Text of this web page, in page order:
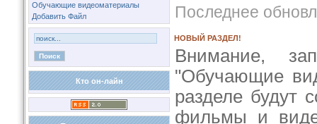
Обучающие видеоматериалы
Добавить Файл
Кто он-лайн
Последнее
НОВЫЙ РАЗДЕЛ!
Внимание,
"Обучающие
разделе будут
фильмы и